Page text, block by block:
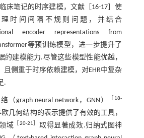
床笔记的时序建模，文献［ 16-17 ］使
时间间隔不规则问题，并结合
encoder representations from
等预训练模型，进一步提升了
的建模能力.尽管这些模型性能优越，
且侧重于时序依赖建模，对EHR中复杂
.
（graph neural network，GNN） 18-
几何结构的表示提供了有效的工具，
域
20-21 ］取得显著成效.归纳式图神